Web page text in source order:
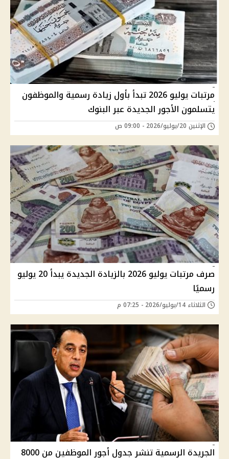
مرتبات يوليو 2026 تبدأ بأول زيادة رسمية والموظفون
يتسلمون الأجور الجديدة عبر البنوك
الإثنين 20/يوليو/2026 - 09:00 ص
صرف مرتبات يوليو 2026 بالزيادة الجديدة يبدأ 20 يوليو
رسميًا
الثلاثاء 14/يوليو/2026 - 07:25 م
الجريدة الرسمية تنشر جدول أجور الموظفين من 8000